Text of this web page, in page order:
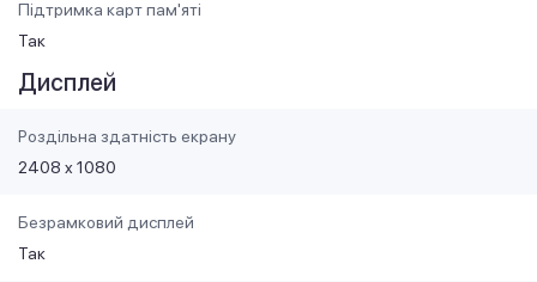
Підтримка карт пам'яті
Так
Дисплей
Роздільна здатність екрану
2408 x 1080
Безрамковий дисплей
Так